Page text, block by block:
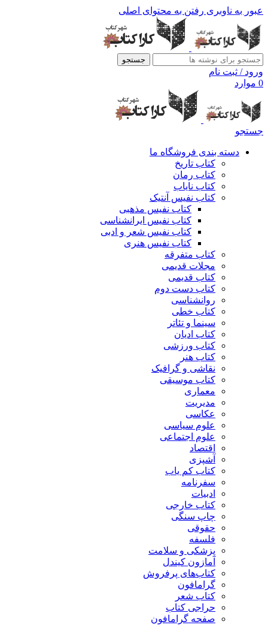
عبور به ناوبری رفتن به محتوای اصلی
جستجو
ورود / ثبت نام
0 موارد
جستجو
دسته بندی فروشگاه ما
کتاب تاریخ
کتاب رمان
کتاب نایاب
کتاب نفیس آنتیک
کتاب نفیس مذهبی
کتاب نفیس ایرانشناسی
کتاب نفیس شعر و ادبی
کتاب نفیس هنری
کتاب متفرقه
مجلات قدیمی
کتاب قدیمی
کتاب دست دوم
روانشناسی
کتاب خطی
سینما و تئاتر
کتاب ادیان
کتاب ورزشی
کتاب هنر
نقاشی و گرافیک
کتاب موسیقی
معماری
مدیریت
عکاسی
علوم سیاسی
علوم اجتماعی
اقتصاد
آشپزی
کتاب کم یاب
سفرنامه
ادبیات
کتاب خارجی
چاپ سنگی
حقوقی
فلسفه
پزشکی و سلامت
آمازون کیندل
کتاب‌های پرفروش
گرامافون
کتاب شعر
حراجی کتاب
صفحه گرامافون